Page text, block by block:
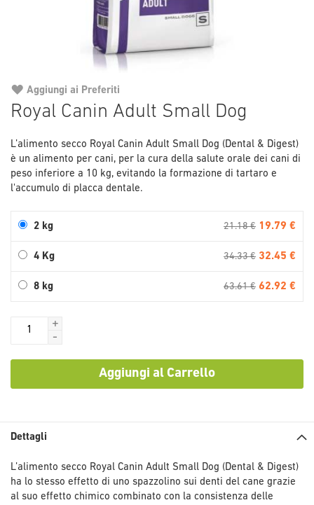
Royal Canin Adult Small Dog
L’alimento secco Royal Canin Adult Small Dog (Dental & Digest)
è un alimento per cani, per la cura della salute orale dei cani di
peso inferiore a 10 kg, evitando la formazione di tartaro e
l'accumulo di placca dentale.
2 kg 21.18 € 19.79 €
4 Kg 34.33 € 32.45 €
8 kg 63.61 € 62.92 €
+
-
Aggiungi al Carrello
Aggiungi ai Preferiti
all'inizio
galleria
di
immagini
Dettagli
L’alimento secco Royal Canin Adult Small Dog (Dental & Digest)
ha lo stesso effetto di uno spazzolino sui denti del cane grazie
al suo effetto chimico combinato con la consistenza delle